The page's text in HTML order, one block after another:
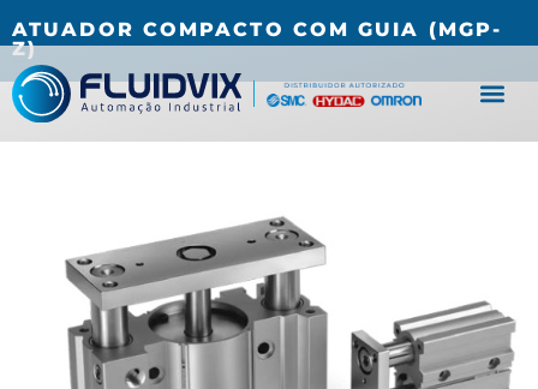
(27) 3067-0001 fluidvix@fluidvix.com.br
ATUADOR COMPACTO COM GUIA (MGP-
Z)